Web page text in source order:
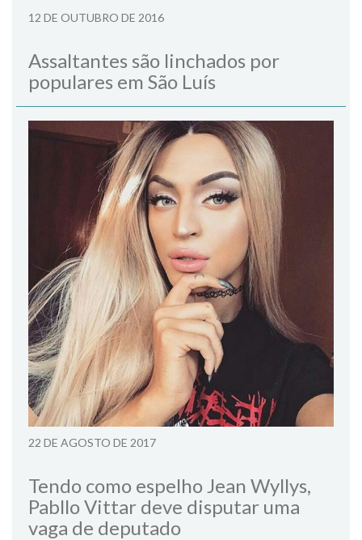
12 DE OUTUBRO DE 2016
Assaltantes são linchados por
populares em São Luís
22 DE AGOSTO DE 2017
Tendo como espelho Jean Wyllys,
Pabllo Vittar deve disputar uma
vaga de deputado